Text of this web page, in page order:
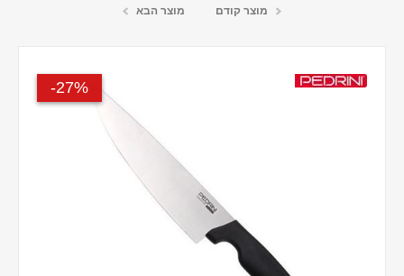
מוצר קודם מוצר הבא
27%-